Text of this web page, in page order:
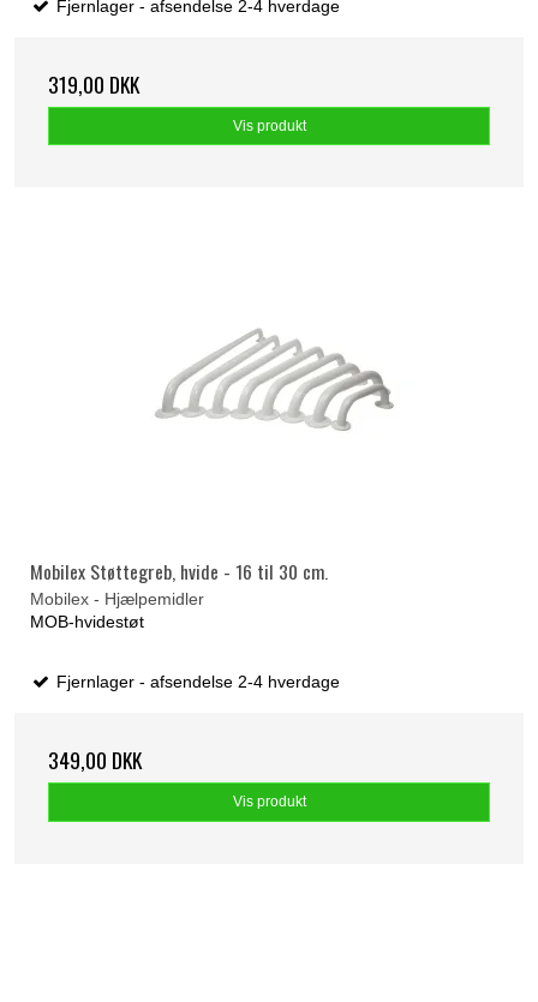
Fjernlager - afsendelse 2-4 hverdage
319,00 DKK
Vis produkt
Mobilex Støttegreb, hvide - 16 til 30 cm.
Mobilex - Hjælpemidler
MOB-hvidestøt
Fjernlager - afsendelse 2-4 hverdage
349,00 DKK
Vis produkt